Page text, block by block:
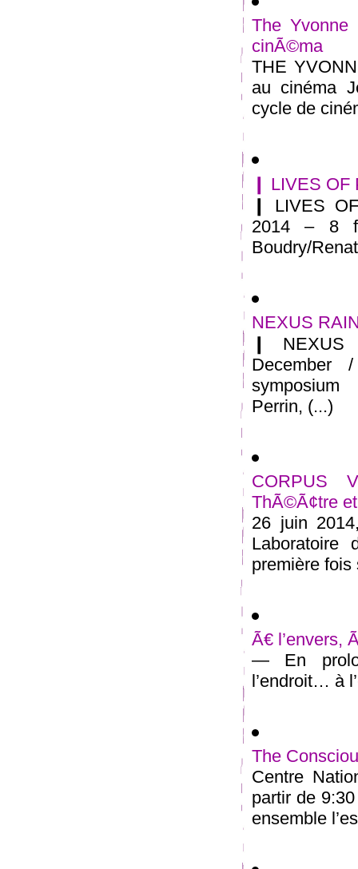
The
cinÃ©ma
THE
au cinéma
cycle de
❙ LIVES OF
❙ LIVES
2014 – 8
Boudry/
NEXUS
❙ NEXUS
December
Perrin, (...)
CORPUS
ThÃ©Ã¢tre
26 juin
Laboratoire
première fois
Ã€ l’envers,
— En
l’endroit… à
The
Centre
partir de
ensemble